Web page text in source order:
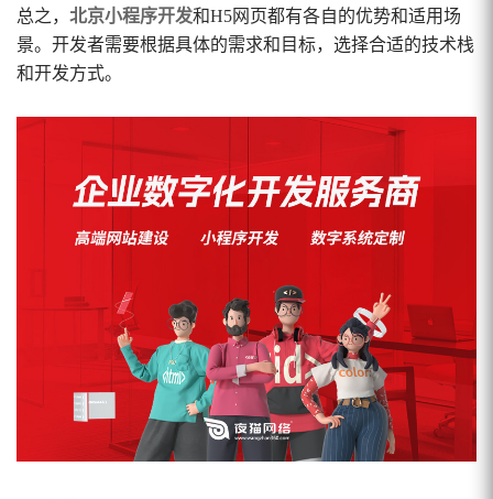
总之， 北京小程序开发和H5网页都有各自的优势和适用场
景。开发者需要根据具体的需求和目标，选择合适的技术栈
和开发方式。